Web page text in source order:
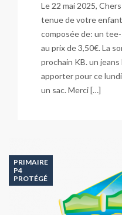
Le 22 mai 2025,
tenue de votre
composée de: un
au prix de 3,50€. La
prochain KB. un
apporter pour ce
un sac. Merci […]
PRIMAIRE
P4
PROTÉGÉ